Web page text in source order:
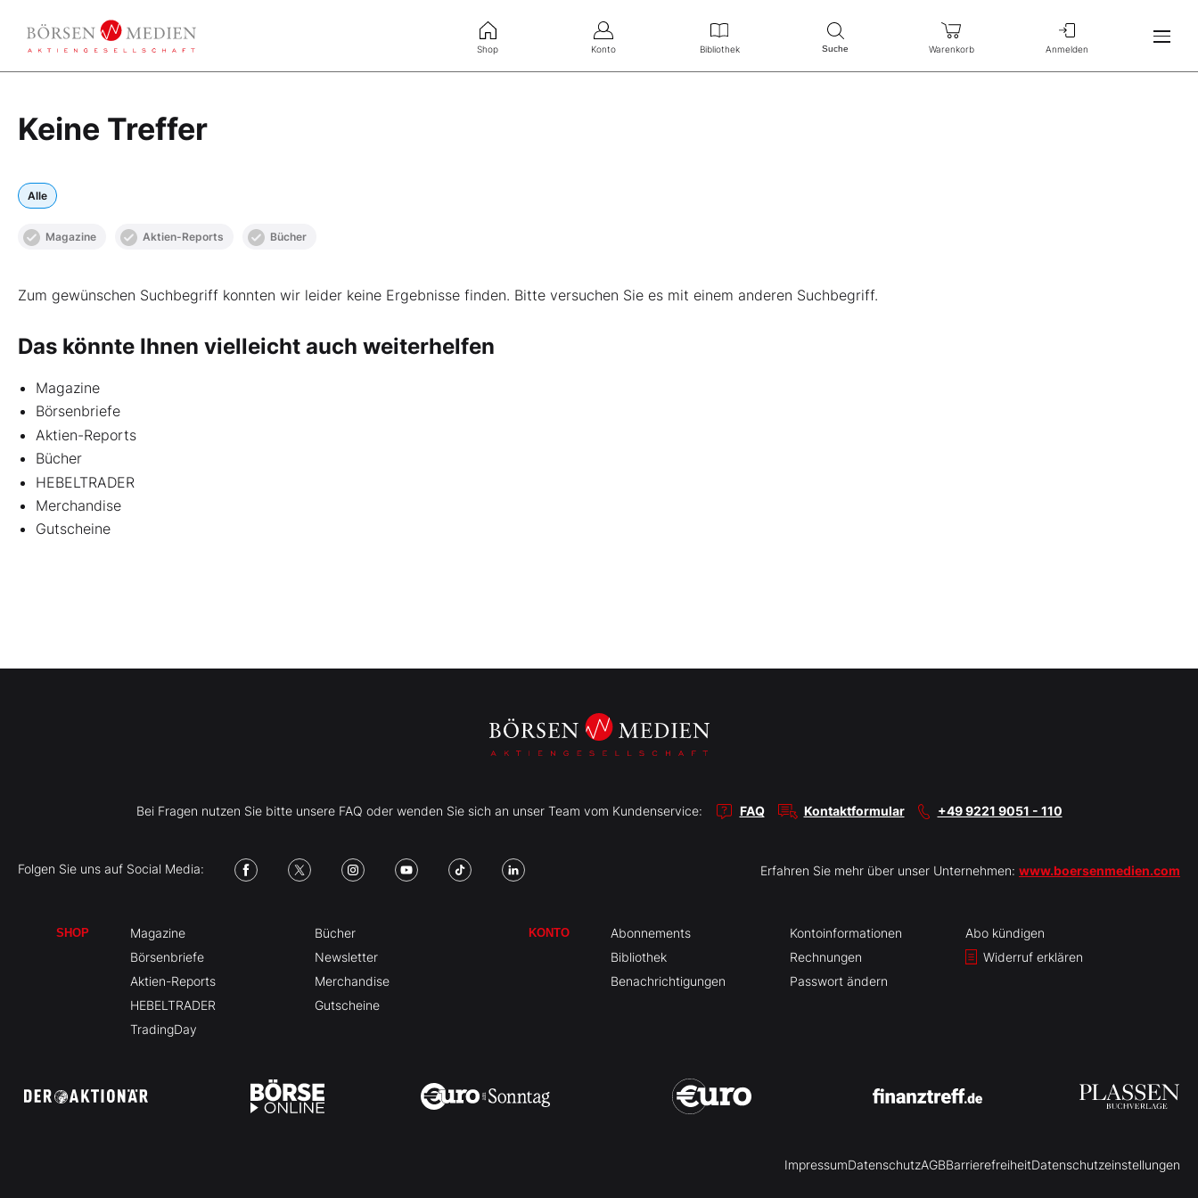
Shop Konto Bibliothek Suche Warenkorb Anmelden
Keine Treffer
Alle
Magazine Aktien-Reports Bücher
Zum gewünschen Suchbegriff konnten wir leider keine Ergebnisse finden. Bitte versuchen Sie es mit einem anderen Suchbegriff.
Das könnte Ihnen vielleicht auch weiterhelfen
Magazine
Börsenbriefe
Aktien-Reports
Bücher
HEBELTRADER
Merchandise
Gutscheine
Bei Fragen nutzen Sie bitte unsere FAQ oder wenden Sie sich an unser Team vom Kundenservice: FAQ Kontaktformular +49 9221 9051 - 110
Folgen Sie uns auf Social Media: Erfahren Sie mehr über unser Unternehmen: www.boersenmedien.com
SHOP
Magazine
Börsenbriefe
Aktien-Reports
HEBELTRADER
TradingDay
Bücher
Newsletter
Merchandise
Gutscheine
KONTO
Abonnements
Bibliothek
Benachrichtigungen
Kontoinformationen
Rechnungen
Passwort ändern
Abo kündigen
Widerruf erklären
ImpressumDatenschutzAGBBarrierefreiheitDatenschutzeinstellungen